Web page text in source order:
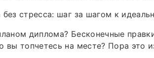
стресса: шаг за шагом к
диплома? Бесконечные
вы топчетесь на месте? Пора это